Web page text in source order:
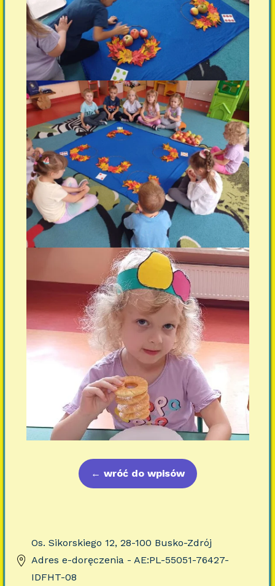
← wróć do wpisów
Os. Sikorskiego 12, 28-100 Busko-Zdrój
Adres e-doręczenia - AE:PL-55051-76427-
IDFHT-08